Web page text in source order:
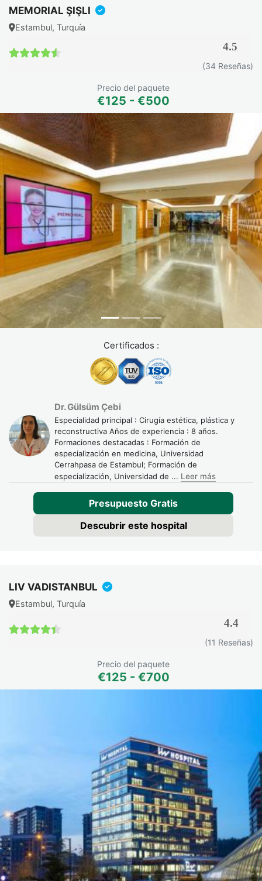
MEMORIAL ŞIŞLI
Estambul, Turquía
4.5
(34 Reseñas)
Precio del paquete
€125 - €500
Certificados :
Dr. Gülsüm Çebi
Especialidad principal : Cirugía estética, plástica y
reconstructiva Años de experiencia : 8 años.
Formaciones destacadas : Formación de
especialización en medicina, Universidad
Cerrahpasa de Estambul; Formación de
especialización, Universidad de ... Leer más
Presupuesto Gratis
Descubrir este hospital
LIV VADISTANBUL
Estambul, Turquía
4.4
(11 Reseñas)
Precio del paquete
€125 - €700